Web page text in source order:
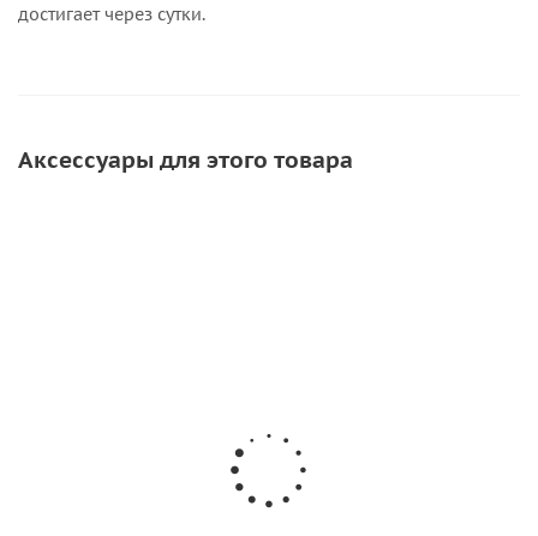
достигает через сутки.
Аксессуары для этого товара
Валик для
прикатки
30мм